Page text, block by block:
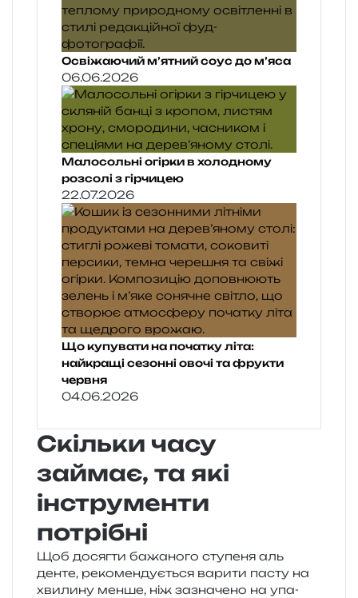
Освіжаючий м’ятний соус до м’яса
06.06.2026
Малосольні огірки в холодному
розсолі з гірчицею
22.07.2026
Що купувати на початку літа:
найкращі сезонні овочі та фрукти
червня
04.06.2026
Скільки часу
займає, та які
інструменти
потрібні
Щоб досяг­ти бажа­но­го сту­пе­ня аль
денте, реко­мен­ду­є­ться вари­ти пасту на
хви­ли­ну менше, ніж зазна­че­но на упа­